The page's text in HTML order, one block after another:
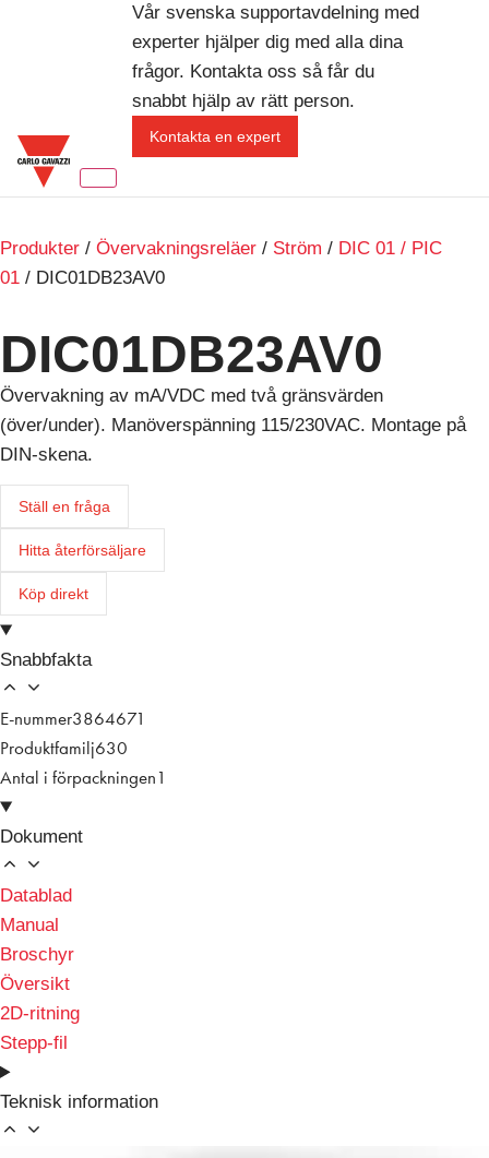
Vår svenska supportavdelning med
experter hjälper dig med alla dina
frågor. Kontakta oss så får du
snabbt hjälp av rätt person.
Kontakta en expert
Produkter / Övervakningsreläer / Ström / DIC 01 / PIC
01 / DIC01DB23AV0
DIC01DB23AV0
Övervakning av mA/VDC med två gränsvärden
(över/under). Manöverspänning 115/230VAC. Montage på
DIN-skena.
Ställ en fråga
Hitta återförsäljare
Köp direkt
Snabbfakta
E-nummer3864671
Produktfamilj630
Antal i förpackningen 1
Dokument
Datablad
Manual
Broschyr
Översikt
2D-ritning
Stepp-fil
Teknisk information